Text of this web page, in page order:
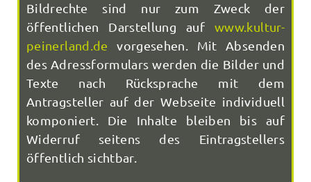
Bildrechte sind nur zum Zweck der
öffentlichen Darstellung aufwww.kultur-
peinerland.de vorgesehen. Mit Absenden
des Adressformulars werden die Bilder und
Texte nach Rücksprache mit dem
Antragsteller auf der Webseite individuell
komponiert. Die Inhalte bleiben bis auf
Widerruf seitens des Eintragstellers
öffentlich sichtbar.